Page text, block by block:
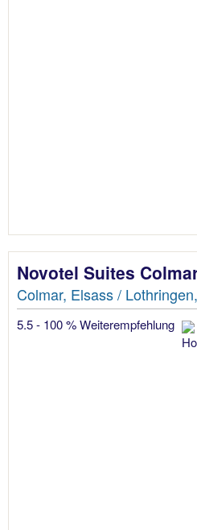
Novotel Suites
Colmar, Elsass /
5.5 - 100 % Weiterempfehlung